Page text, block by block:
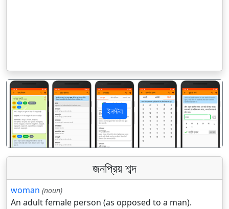
ইনস্টল
पिछला अगला
জনপ্রিয় শব্দ
woman (noun)
An adult female person (as opposed to a man).